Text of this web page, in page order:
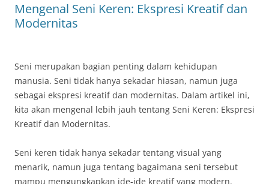
Mengenal Seni Keren: Ekspresi Kreatif dan
Modernitas
Seni merupakan bagian penting dalam kehidupan
manusia. Seni tidak hanya sekadar hiasan, namun juga
sebagai ekspresi kreatif dan modernitas. Dalam artikel ini,
kita akan mengenal lebih jauh tentang Seni Keren: Ekspresi
Kreatif dan Modernitas.
Seni keren tidak hanya sekadar tentang visual yang
menarik, namun juga tentang bagaimana seni tersebut
mampu mengungkapkan ide-ide kreatif yang modern.